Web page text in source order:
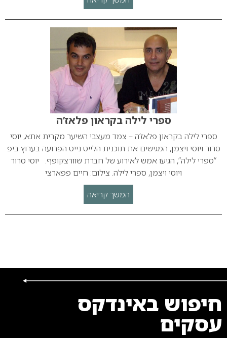
ספרי לילה בקראון פלאז’ה
ספרי לילה בקראון פלאז’ה – צמד מעצבי השיער מקרית אתא, יוסי
סרור ויוסי ויצמן, המגישים את תוכנית הלייט נייט הפרועה בערוץ ביפ
“ספרי לילה”, הגיעו אמש לאירוע של חברת שוורצקופף. יוסי סרור
ויוסי ויצמן, ספרי לילה. צילום: חיים פפארצי
המשך קריאה
חיפוש באינדקס
עסקים